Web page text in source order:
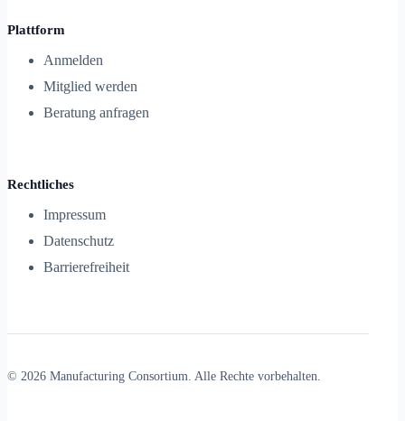
Plattform
Anmelden
Mitglied werden
Beratung anfragen
Rechtliches
Impressum
Datenschutz
Barrierefreiheit
© 2026 Manufacturing Consortium. Alle Rechte vorbehalten.